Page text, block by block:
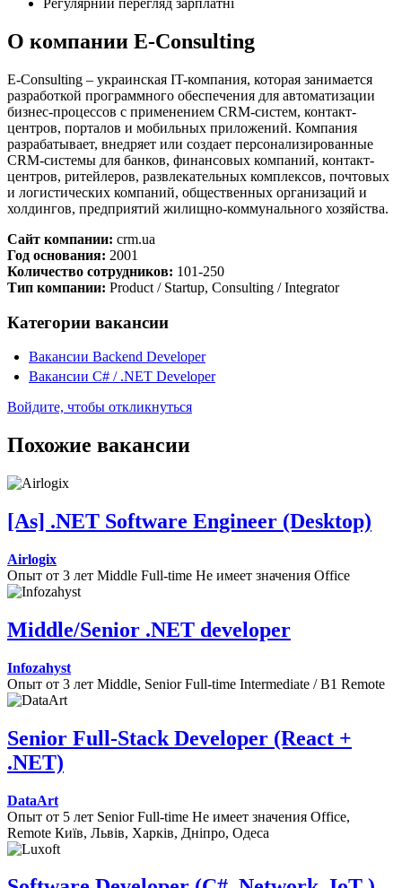
Регулярний перегляд зарплатні
О компании E-Consulting
E-Consulting – украинская IT-компания, которая занимается
разработкой программного обеспечения для автоматизации
бизнес-процессов с применением CRM-систем, контакт-
центров, порталов и мобильных приложений. Компания
разрабатывает, внедряет или создает персонализированные
CRM-системы для банков, финансовых компаний, контакт-
центров, ритейлеров, развлекательных комплексов, почтовых
и логистических компаний, общественных организаций и
холдингов, предприятий жилищно-коммунального хозяйства.
Сайт компании: crm.ua
Год основания: 2001
Количество сотрудников: 101-250
Тип компании: Product / Startup, Consulting / Integrator
Категории вакансии
Вакансии Backend Developer
Вакансии C# / .NET Developer
Войдите, чтобы откликнуться
Похожие вакансии
[As] .NET Software Engineer (Desktop)
Airlogix
Опыт от 3 лет Middle Full-time Не имеет значения Office
Middle/Senior .NET developer
Infozahyst
Опыт от 3 лет Middle, Senior Full-time Intermediate / B1 Remote
Senior Full-Stack Developer (React +
.NET)
DataArt
Опыт от 5 лет Senior Full-time Не имеет значения Office,
Remote Київ, Львів, Харків, Дніпро, Одеса